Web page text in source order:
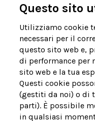
© Acea Spa - p.le
Tel 06 57991 - P.IVA
Visita il sito di Acea
Cookie policy
Note legali
Questo sito
Utilizziamo cookie
necessari per il
questo sito web e,
di performance per
sito web e la tua
Questi cookie
(gestiti da noi) o di
parti). È possibile
in qualsiasi